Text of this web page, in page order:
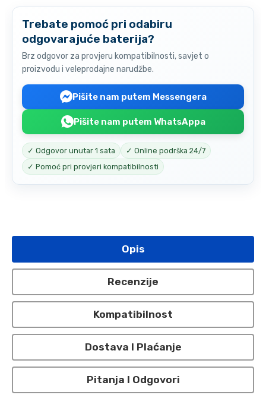
Trebate pomoć pri odabiru
odgovarajuće baterija?
Brz odgovor za provjeru kompatibilnosti, savjet o
proizvodu i veleprodajne narudžbe.
Pišite nam putem Messengera
Pišite nam putem WhatsAppa
✓ Odgovor unutar 1 sata
✓ Online podrška 24/7
✓ Pomoć pri provjeri kompatibilnosti
Opis
Recenzije
Kompatibilnost
Dostava I Plaćanje
Pitanja I Odgovori